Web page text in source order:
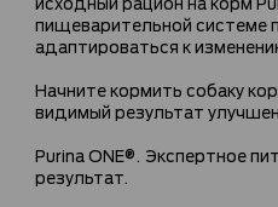
пищеварительной системе
адаптироваться к
Начните кормить собаку
видимый результат
Purina ONE®. Экспертное
результат.